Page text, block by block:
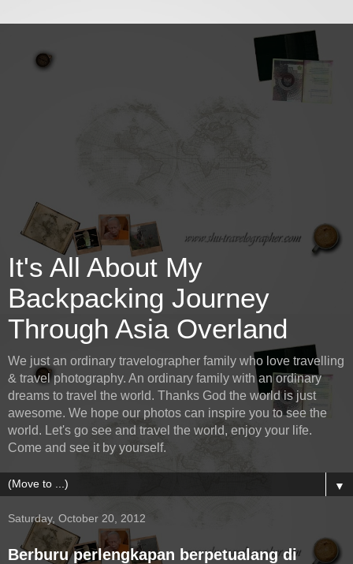
It's All About My
Backpacking Journey
Through Asia Overland
We just an ordinary travelographer family who love travelling
& travel photography. An ordinary family with an ordinary
dreams to travel the world. Thanks God the world is just
awesome. We hope our photos can inspire you to see the
world. Let's go see and travel the world, enjoy your life.
Come and see it by yourself.
▼
Saturday, October 20, 2012
Berburu perlengkapan berpetualang di